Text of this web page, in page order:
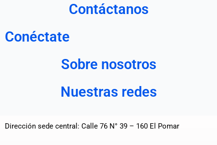
Contáctanos
Conéctate
Sobre nosotros
Nuestras redes
Dirección sede central: Calle 76 N° 39 – 160 El Pomar